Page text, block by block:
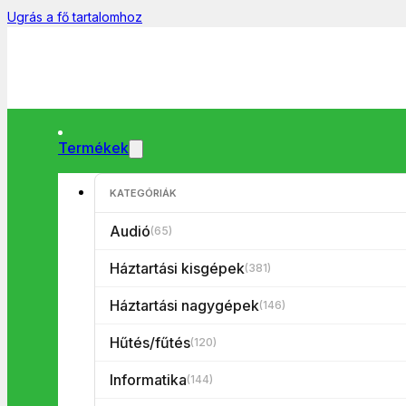
Ugrás a fő tartalomhoz
Termékek
KATEGÓRIÁK
Audió(65)
Háztartási kisgépek(381)
Háztartási nagygépek(146)
Hűtés/fűtés(120)
Informatika(144)